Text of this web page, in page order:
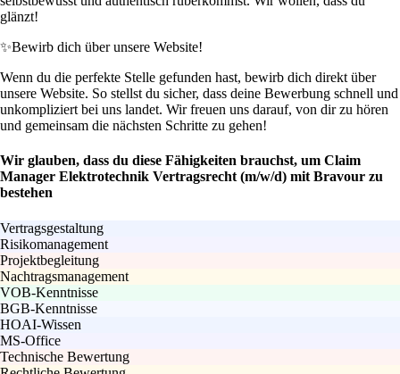
glänzt!
✨Bewirb dich über unsere Website!
Wenn du die perfekte Stelle gefunden hast, bewirb dich direkt über
unsere Website. So stellst du sicher, dass deine Bewerbung schnell und
unkompliziert bei uns landet. Wir freuen uns darauf, von dir zu hören
und gemeinsam die nächsten Schritte zu gehen!
Wir glauben, dass du diese Fähigkeiten brauchst, um Claim
Manager Elektrotechnik Vertragsrecht (m/w/d) mit Bravour zu
bestehen
Vertragsgestaltung
Risikomanagement
Projektbegleitung
Nachtragsmanagement
VOB-Kenntnisse
BGB-Kenntnisse
HOAI-Wissen
MS-Office
Technische Bewertung